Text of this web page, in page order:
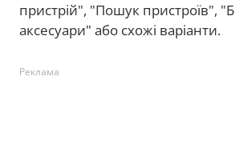
пристрій", "Пошук пристроїв",
аксесуари" або схожі варіанти.
Реклама